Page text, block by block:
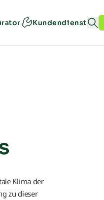
Kundendienst
Klima der
zu dieser